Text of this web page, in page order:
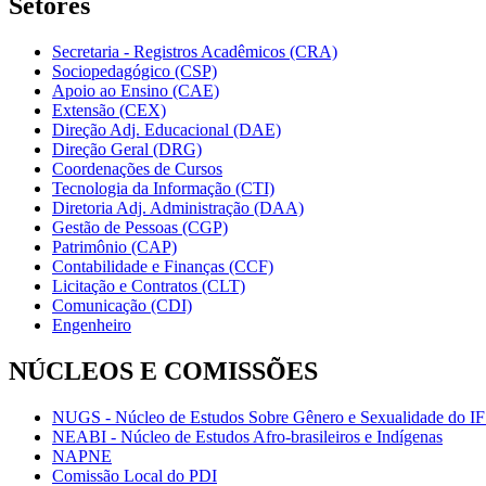
Secretaria - Registros Acadêmicos (CRA)
Sociopedagógico (CSP)
Apoio ao Ensino (CAE)
Extensão (CEX)
Direção Adj. Educacional (DAE)
Direção Geral (DRG)
Coordenações de Cursos
Tecnologia da Informação (CTI)
Diretoria Adj. Administração (DAA)
Gestão de Pessoas (CGP)
Patrimônio (CAP)
Contabilidade e Finanças (CCF)
Licitação e Contratos (CLT)
Comunicação (CDI)
Engenheiro
NÚCLEOS E COMISSÕES
NUGS - Núcleo de Estudos Sobre Gênero e Sexualidade do
NEABI - Núcleo de Estudos Afro-brasileiros e Indígenas
NAPNE
Comissão Local do PDI